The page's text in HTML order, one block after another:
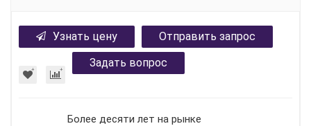
Узнать цену
Отправить запрос
Задать вопрос
Более десяти лет на рынке